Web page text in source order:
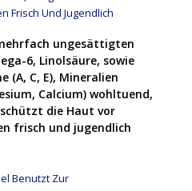
ungesättigten
6, Linolsäure, sowie
C, E), Mineralien
Calcium) wohltuend,
die Haut vor
frisch und jugendlich